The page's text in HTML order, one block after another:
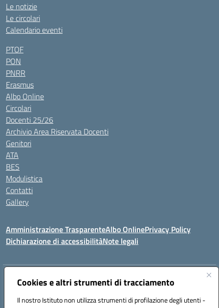
Cookies e altri strumenti di tracciamento
Il nostro Istituto non utilizza strumenti di profilazione degli utenti -
Le notizie
Le circolari
Calendario eventi
PTOF
PON
PNRR
Erasmus
Albo Online
Circolari
Docenti 25/26
Archivio Area Riservata Docenti
Genitori
ATA
BES
Modulistica
Contatti
Gallery
Amministrazione TrasparenteAlbo OnlinePrivacy Policy
Dichiarazione di accessibilitàNote legali
Indirizzo:Via Coniugi Crigna – Cap. 89861 – Tropea (VV)
Posta elettronica certificata (PEC):vvic82200d@pec.istruzione.it